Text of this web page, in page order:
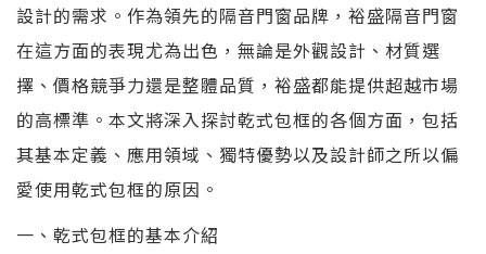
設計的需求。作為領先的隔音門窗品牌，裕盛隔音門窗
在這方面的表現尤為出色，無論是外觀設計、材質選
擇、價格競爭力還是整體品質，裕盛都能提供超越市場
的高標準。本文將深入探討乾式包框的各個方面，包括
其基本定義、應用領域、獨特優勢以及設計師之所以偏
愛使用乾式包框的原因。
一、乾式包框的基本介紹